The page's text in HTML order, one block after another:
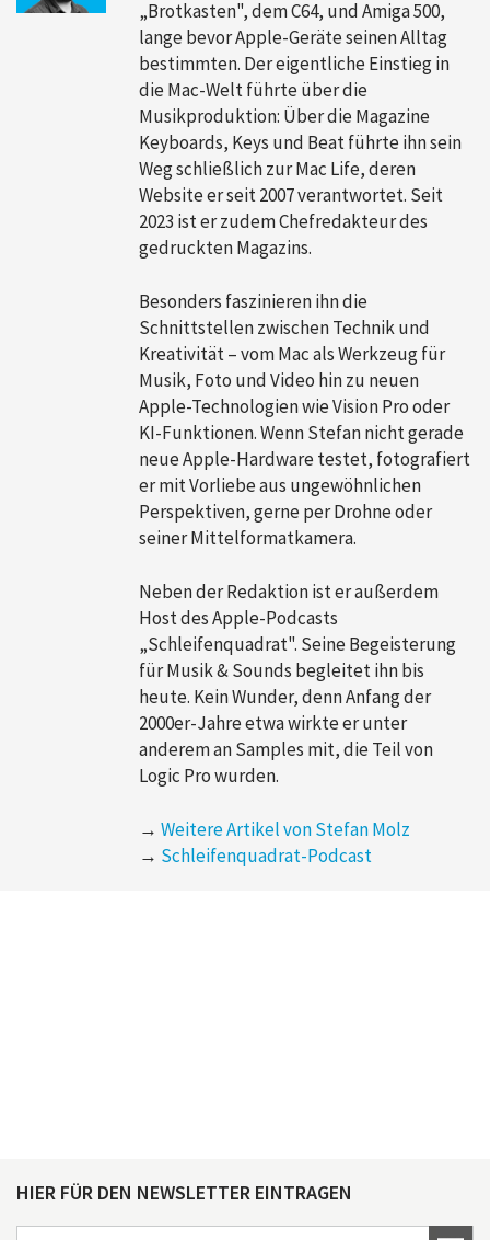
„Brotkasten", dem C64, und Amiga 500,
lange bevor Apple-Geräte seinen Alltag
bestimmten. Der eigentliche Einstieg in
die Mac-Welt führte über die
Musikproduktion: Über die Magazine
Keyboards, Keys und Beat führte ihn sein
Weg schließlich zur Mac Life, deren
Website er seit 2007 verantwortet. Seit
2023 ist er zudem Chefredakteur des
gedruckten Magazins.
Besonders faszinieren ihn die
Schnittstellen zwischen Technik und
Kreativität – vom Mac als Werkzeug für
Musik, Foto und Video hin zu neuen
Apple-Technologien wie Vision Pro oder
KI-Funktionen. Wenn Stefan nicht gerade
neue Apple-Hardware testet, fotografiert
er mit Vorliebe aus ungewöhnlichen
Perspektiven, gerne per Drohne oder
seiner Mittelformatkamera.
Neben der Redaktion ist er außerdem
Host des Apple-Podcasts
„Schleifenquadrat". Seine Begeisterung
für Musik & Sounds begleitet ihn bis
heute. Kein Wunder, denn Anfang der
2000er-Jahre etwa wirkte er unter
anderem an Samples mit, die Teil von
Logic Pro wurden.
→ Weitere Artikel von Stefan Molz
→ Schleifenquadrat-Podcast
HIER FÜR DEN NEWSLETTER EINTRAGEN